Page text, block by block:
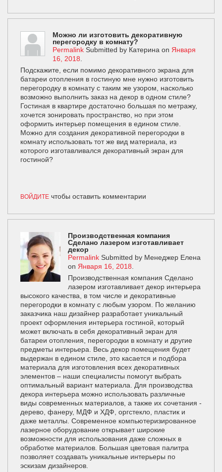
Можно ли изготовить декоративную
перегородку в комнату?
Permalink Submitted by Катерина on Января
16, 2018
Подскажите, если помимо декоративного экрана для
батареи отопления в гостиную мне нужно изготовить
перегородку в комнату с таким же узором, насколько
возможно выполнить заказ на декор в одном стиле?
Гостиная в квартире достаточно большая по метражу,
хочется зонировать пространство, но при этом
оформить интерьер помещения в едином стиле.
Можно для создания декоративной перегородки в
комнату использовать тот же вид материала, из
которого изготавливался декоративный экран для
гостиной?
ВОЙДИТЕ чтобы оставить комментарии
Производственная компания
Сделано лазером изготавливает
декор
Permalink Submitted by Менеджер Елена
on Января 16, 2018
Производственная компания Сделано
лазером изготавливает декор интерьера
высокого качества, в том числе и декоративные
перегородки в комнату с любым узором. По желанию
заказчика наш дизайнер разработает уникальный
проект оформления интерьера гостиной, который
может включать в себя декоративный экран для
батареи отопления, перегородки в комнату и другие
предметы интерьера. Весь декор помещения будет
выдержан в едином стиле, это касается и подбора
материала для изготовления всех декоративных
элементов – наши специалисты помогут выбрать
оптимальный вариант материала. Для производства
декора интерьера можно использовать различные
виды современных материалов, а также их сочетания -
дерево, фанеру, МДФ и ХДФ, оргстекло, пластик и
даже металлы. Современное компьютеризированное
лазерное оборудование открывает широкие
возможности для использования даже сложных в
обработке материалов. Большая цветовая палитра
позволяет создавать уникальные интерьеры по
эскизам дизайнеров.